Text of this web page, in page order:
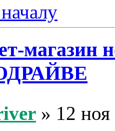
магазин
» 12